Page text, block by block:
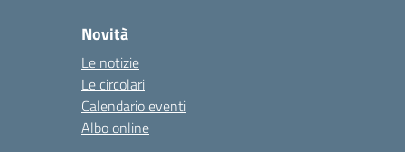
Novità
Le notizie
Le circolari
Calendario eventi
Albo online